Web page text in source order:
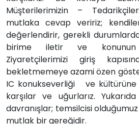
Müşterilerimizin –
mutlaka cevap veririz;
değerlendirir, gerekli
birime iletir ve konunun
Ziyaretçilerimizi giriş
bekletmemeye azami özen
IC konukseverliği ve kültürüne
karşılar ve uğurlarız.
davranışlar; temsilcisi
mutlak bir gereğidir.